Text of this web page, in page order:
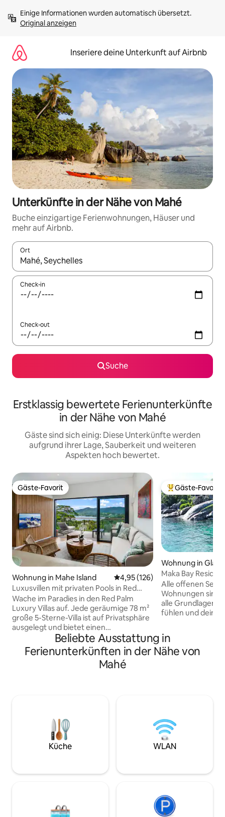
Inhalten
springenOriginal anzeigen
Inseriere deine Unterkunft auf Airbnb
Unterkünfte in der Nähe von Mahé
Buche einzigartige Ferienwohnungen, Häuser und
mehr auf Airbnb.
Ort
Wenn Ergebnisse verfügbar sind, navigiere mit den
Check-in
Check-out
Suche
Erstklassig bewertete Ferienunterkünfte
in der Nähe von Mahé
Gäste sind sich einig: Diese Unterkünfte werden
aufgrund ihrer Lage, Sauberkeit und weiteren
Aspekten hoch bewertet.
Gäste-Favorit
Gäste-Favorit
Wohnung in Mahe Island Durchschnittliche Bewertung:
4,95 (126)
Luxusvillen mit privaten Pools in Red
Palm
Wache im Paradies in den Red Palm
Luxury Villas auf. Jede geräumige 78 m²
große 5-Sterne-Villa ist auf Privatsphäre
ausgelegt und bietet einen
atemberaubenden Blick auf das Tal, die
Berge und das Meer. Tauche in deinen
privaten Salzwasser-Infinity-Pool ein und
entspanne dich dann auf einem
wie zu Hause, während die von der Insel
inspirierte Einrichtung und
umweltfreundliche Akzente jeden
Aufenthalt entspannend, stilvoll und
Beliebter Gäste-
Gäste-Favorit
Wohnung in Glacis
Maka Bay
Alle offenen
Wohnungen sind
alle Grundlagen,
fühlen und
Entspanne dich
Aussicht, die sich
Tag ändert.
vor deiner
Genieße das
Komfort eines
Natur.
Beliebte Ausstattung in
Ferienunterkünften in der Nähe von
Mahé
Küche WLAN